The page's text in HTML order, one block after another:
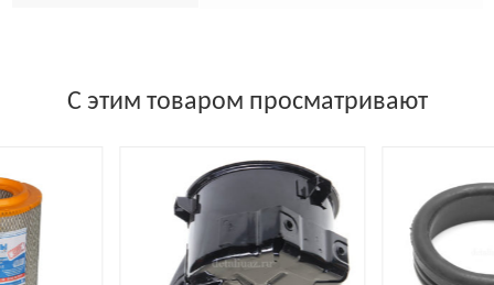
С этим товаром просматривают